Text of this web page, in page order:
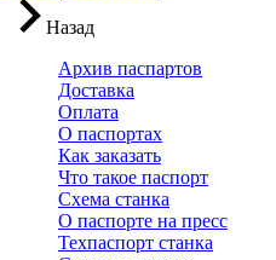
Назад
Архив паспартов
Доставка
Оплата
О паспортах
Как заказать
Что такое паспорт
Схема станка
О паспорте на пресс
Техпаспорт станка